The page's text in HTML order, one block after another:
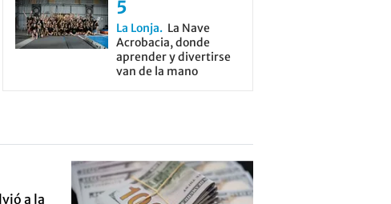
La Lonja
La Nave
Acrobacia, donde
aprender y divertirse
van de la mano